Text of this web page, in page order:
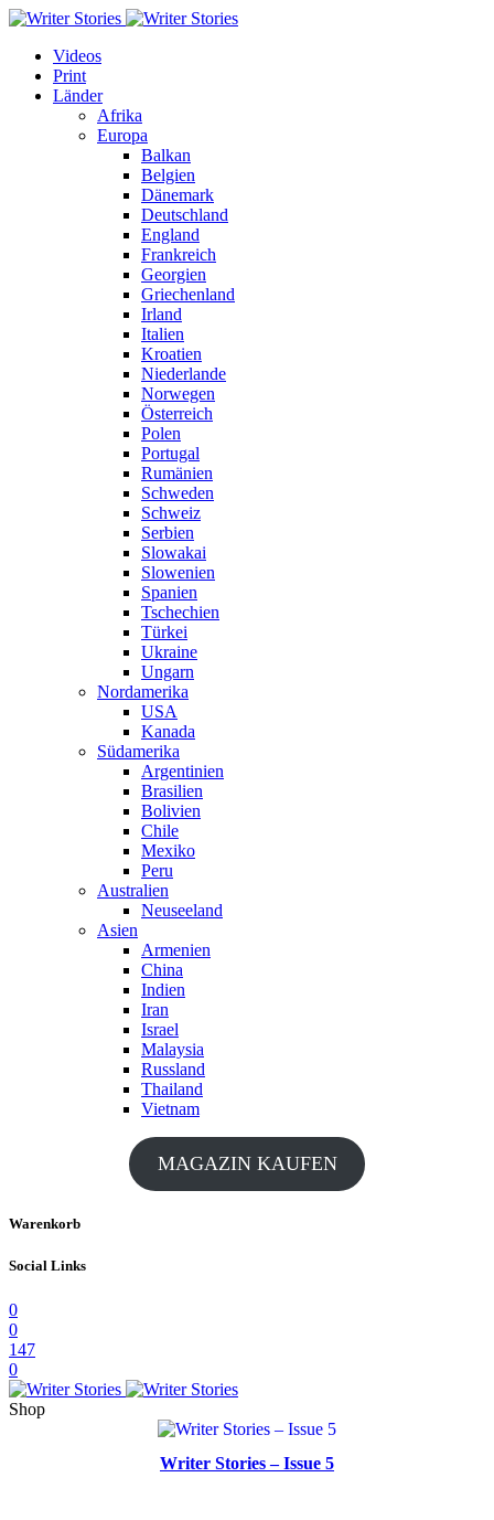
Videos
Print
Länder
Afrika
Europa
Balkan
Belgien
Dänemark
Deutschland
England
Frankreich
Georgien
Griechenland
Irland
Italien
Kroatien
Niederlande
Norwegen
Österreich
Polen
Portugal
Rumänien
Schweden
Schweiz
Serbien
Slowakai
Slowenien
Spanien
Tschechien
Türkei
Ukraine
Ungarn
Nordamerika
USA
Kanada
Südamerika
Argentinien
Brasilien
Bolivien
Chile
Mexiko
Peru
Australien
Neuseeland
Asien
Armenien
China
Indien
Iran
Israel
Malaysia
Russland
Thailand
Vietnam
MAGAZIN KAUFEN
Warenkorb
Social Links
0
0
147
0
Shop
Writer Stories – Issue 5